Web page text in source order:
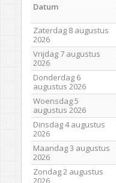
Datum
Zaterdag 8 augustus
2026
Vrijdag 7 augustus
2026
Donderdag 6
augustus 2026
Woensdag 5
augustus 2026
Dinsdag 4 augustus
2026
Maandag 3 augustus
2026
Zondag 2 augustus
2026